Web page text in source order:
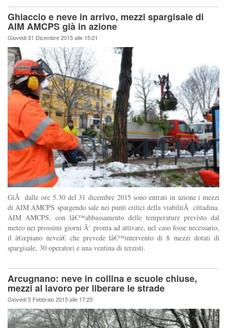
Ghiaccio e neve in arrivo, mezzi spargisale di
AIM AMCPS già in azione
Giovedi 31 Dicembre 2015 alle 15:21
GiÃ dalle ore 5.30 del 31 dicembre 2015 sono entrati in azione i mezzi
di AIM AMCPS spargendo sale nei punti critici della viabilitÃ cittadina.
AIM AMCPS, con lâ€™abbassamento delle temperature previsto dal
meteo nei prossimi giorni Ã¨ pronta ad attivare, nel caso fosse necessario,
il â€œpiano neveâ€ che prevede lâ€™intervento di 8 mezzi dotati di
spargisale, 30 operatori e una ventina di terzisti.
Arcugnano: neve in collina e scuole chiuse,
mezzi al lavoro per liberare le strade
Giovedi 5 Febbraio 2015 alle 17:25